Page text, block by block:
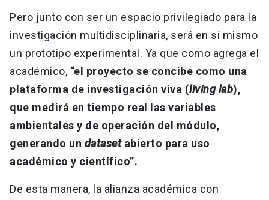
Pero junto con ser un espacio privilegiado para la
investigación multidisciplinaria, será en sí mismo
un prototipo experimental. Ya que como agrega el
académico, “el proyecto se concibe como una
plataforma de investigación viva (living lab),
que medirá en tiempo real las variables
ambientales y de operación del módulo,
generando un datasetabierto para uso
académico y científico”.
De esta manera, la alianza académica con